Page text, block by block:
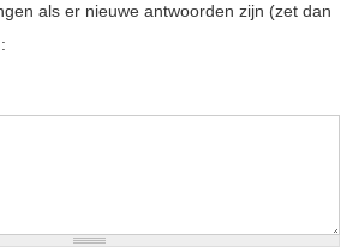
als er nieuwe antwoorden zijn (zet dan